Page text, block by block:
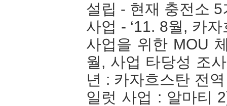
설립 - 현재 충전소
사업 - ‘11. 8월, 카
사업을 위한 MOU
월, 사업 타당성 조
년 : 카자흐스탄 전
일럿 사업 : 알마티